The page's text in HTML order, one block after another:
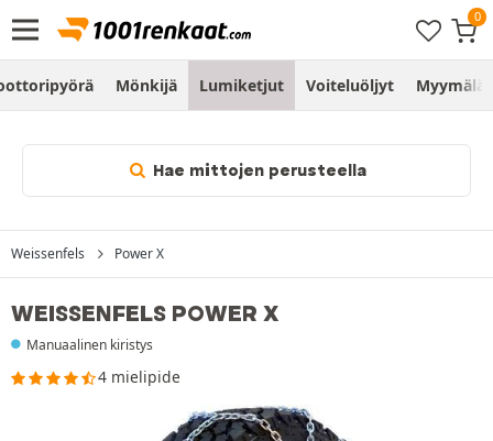
Mönkijä Lumiketjut Voiteluöljyt Myymälä
Hae mittojen perusteella
Weissenfels Power X
WEISSENFELS POWER X
Manuaalinen kiristys
4 mielipide